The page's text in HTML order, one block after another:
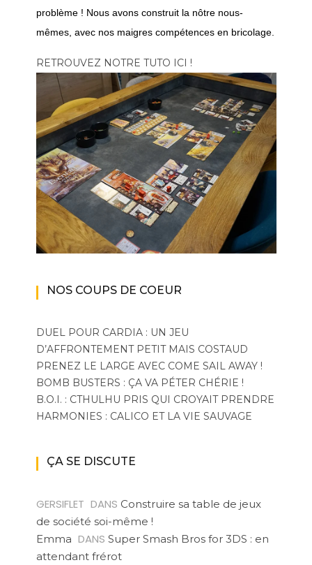
problème ! Nous avons construit la nôtre nous-
mêmes, avec nos maigres compétences en bricolage.
RETROUVEZ NOTRE TUTO ICI !
NOS COUPS DE COEUR
DUEL POUR CARDIA : UN JEU
D’AFFRONTEMENT PETIT MAIS COSTAUD
PRENEZ LE LARGE AVEC COME SAIL AWAY !
BOMB BUSTERS : ÇA VA PÉTER CHÉRIE !
B.O.I. : CTHULHU PRIS QUI CROYAIT PRENDRE
HARMONIES : CALICO ET LA VIE SAUVAGE
ÇA SE DISCUTE
GERSIFLET DANS Construire sa table de jeux
de société soi-même !
Emma DANS Super Smash Bros for 3DS : en
attendant frérot